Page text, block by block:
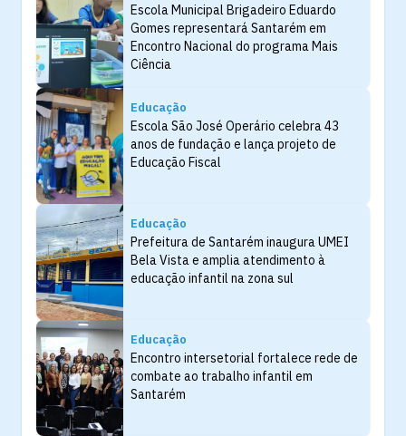
Escola Municipal Brigadeiro Eduardo
Gomes representará Santarém em
Encontro Nacional do programa Mais
Ciência
Educação
Escola São José Operário celebra 43
anos de fundação e lança projeto de
Educação Fiscal
Educação
Prefeitura de Santarém inaugura UMEI
Bela Vista e amplia atendimento à
educação infantil na zona sul
Educação
Encontro intersetorial fortalece rede de
combate ao trabalho infantil em
Santarém